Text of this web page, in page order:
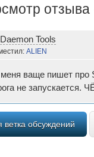
отзыва
Daemon Tools
ALIEN
ваще пишет про
не запускается.
ветка обсуждений